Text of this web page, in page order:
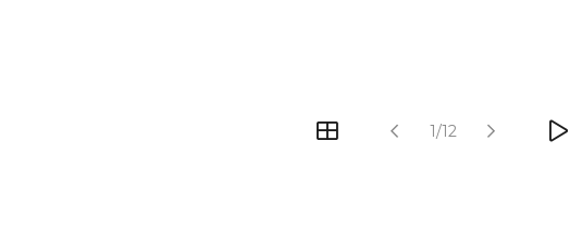
1/12